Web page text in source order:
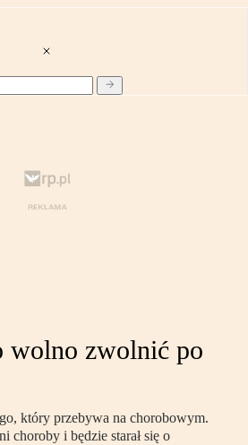
wolno zwolnić po
który przebywa na chorobowym.
choroby i będzie starał się o